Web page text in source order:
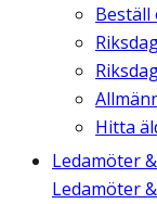
Beställ
Hitta
Ledamöter
Ledamöter